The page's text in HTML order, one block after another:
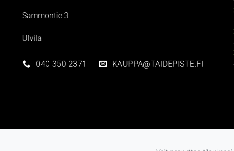
Sammontie 3
Ulvila
040 350 2371 KAUPPA@TAIDEPISTE.FI